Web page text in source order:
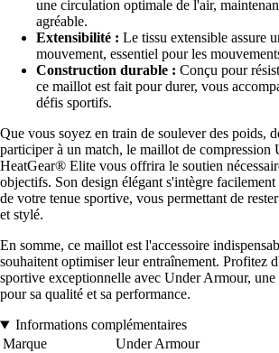
une circulation optimale de l'air,
agréable.
Extensibilité : Le tissu extensible assure
mouvement, essentiel pour les
Construction durable : Conçu pour
ce maillot est fait pour durer, vous
défis sportifs.
Que vous soyez en train de soulever des poids,
participer à un match, le maillot de compression
HeatGear® Elite vous offrira le soutien
objectifs. Son design élégant s'intègre facilement
de votre tenue sportive, vous permettant de
et stylé.
En somme, ce maillot est l'accessoire
souhaitent optimiser leur entraînement. Profitez
sportive exceptionnelle avec Under Armour, une
pour sa qualité et sa performance.
Informations complémentaires
Marque
Under Armour